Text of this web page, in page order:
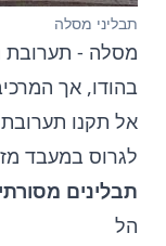
תבליני מסלה
מסלה - תערובת
בהודו, אך
אל תקנו
לגרוס במעבד
תבלינים
הל